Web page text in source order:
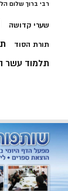
רבי ברוך שלום
שערי קדושה
תורת הסוד
תלמוד עשר